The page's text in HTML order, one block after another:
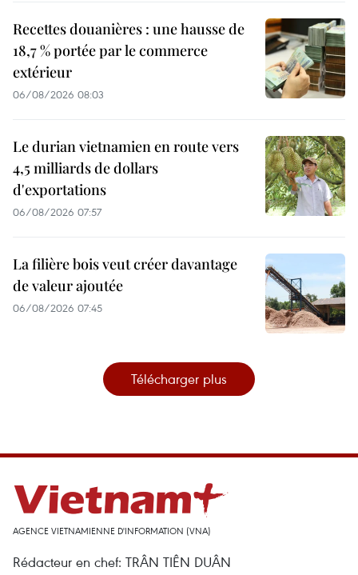
Recettes douanières : une hausse de
18,7 % portée par le commerce
extérieur
06/08/2026 08:03
Le durian vietnamien en route vers
4,5 milliards de dollars
d'exportations
06/08/2026 07:57
La filière bois veut créer davantage
de valeur ajoutée
06/08/2026 07:45
Télécharger plus
AGENCE VIETNAMIENNE D'INFORMATION (VNA)
Rédacteur en chef: TRÂN TIÊN DUÂN